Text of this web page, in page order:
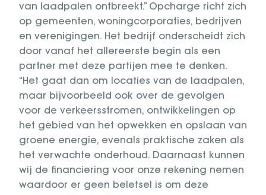
van laadpalen ontbreekt.” Opcharge richt zich
op gemeenten, woningcorporaties, bedrijven
en verenigingen. Het bedrijf onderscheidt zich
door vanaf het allereerste begin als een
partner met deze partijen mee te denken.
“Het gaat dan om locaties van de laadpalen,
maar bijvoorbeeld ook over de gevolgen
voor de verkeersstromen, ontwikkelingen op
het gebied van het opwekken en opslaan van
groene energie, evenals praktische zaken als
het verwachte onderhoud. Daarnaast kunnen
wij de financiering voor onze rekening nemen
waardoor er geen beletsel is om deze